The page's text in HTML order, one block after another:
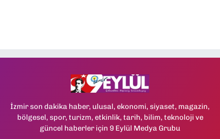
İzmir son dakika haber, ulusal, ekonomi, siyaset, magazin,
bölgesel, spor, turizm, etkinlik, tarih, bilim, teknoloji ve
güncel haberler için 9 Eylül Medya Grubu